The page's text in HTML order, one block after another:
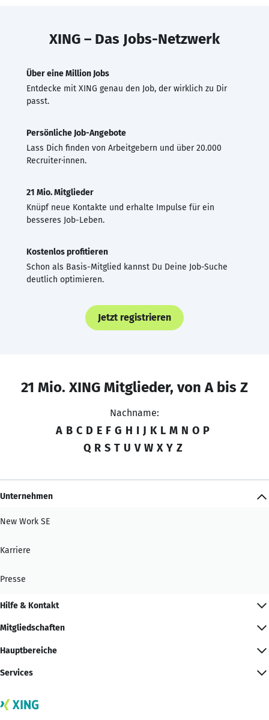
XING – Das Jobs-Netzwerk
Über eine Million Jobs
Entdecke mit XING genau den Job, der wirklich zu Dir
passt.
Persönliche Job-Angebote
Lass Dich finden von Arbeitgebern und über 20.000
Recruiter·innen.
21 Mio. Mitglieder
Knüpf neue Kontakte und erhalte Impulse für ein
besseres Job-Leben.
Kostenlos profitieren
Schon als Basis-Mitglied kannst Du Deine Job-Suche
deutlich optimieren.
Jetzt registrieren
21 Mio. XING Mitglieder, von A bis Z
Nachname:
A B C D E F G H I J K L M N O P
Q R S T U V W X Y Z
Unternehmen
New Work SE
Karriere
Presse
Hilfe & Kontakt
Mitgliedschaften
Hauptbereiche
Services